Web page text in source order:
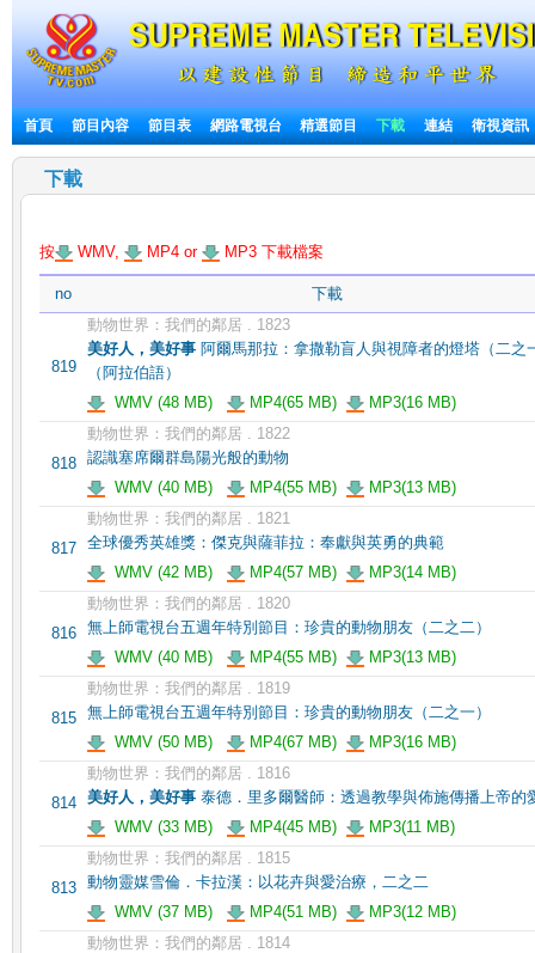
首頁 節目內容 節目表 網路電視台 精選節目 下載 連結 衛視資訊
下載
按 WMV, MP4 or MP3 下載檔案
no 下載
819
動物世界：我們的鄰居 . 1823
美好人，美好事 阿爾馬那拉：拿撒勒盲人與視障者的燈塔（二之
（阿拉伯語）
WMV (48 MB)
MP4(65 MB) MP3(16 MB)
818
動物世界：我們的鄰居 . 1822
認識塞席爾群島陽光般的動物
WMV (40 MB)
MP4(55 MB) MP3(13 MB)
817
動物世界：我們的鄰居 . 1821
全球優秀英雄獎：傑克與薩菲拉：奉獻與英勇的典範
WMV (42 MB)
MP4(57 MB) MP3(14 MB)
816
動物世界：我們的鄰居 . 1820
無上師電視台五週年特別節目：珍貴的動物朋友（二之二）
WMV (40 MB)
MP4(55 MB) MP3(13 MB)
815
動物世界：我們的鄰居 . 1819
無上師電視台五週年特別節目：珍貴的動物朋友（二之一）
WMV (50 MB)
MP4(67 MB) MP3(16 MB)
814
動物世界：我們的鄰居 . 1816
美好人，美好事 泰德．里多爾醫師：透過教學與佈施傳播上帝的
WMV (33 MB)
MP4(45 MB) MP3(11 MB)
813
動物世界：我們的鄰居 . 1815
動物靈媒雪倫．卡拉漢：以花卉與愛治療，二之二
WMV (37 MB)
MP4(51 MB) MP3(12 MB)
動物世界：我們的鄰居 . 1814